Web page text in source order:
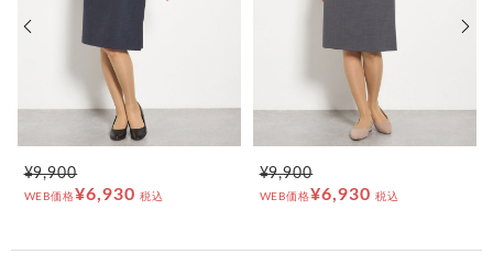
¥9,900
WEB価格¥6,930 税込
¥9,900
WEB価格¥6,930 税込
前の画像